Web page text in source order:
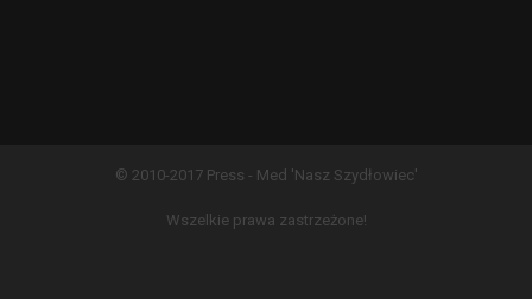
© 2010-2017 Press - Med 'Nasz Szydłowiec'
Wszelkie prawa zastrzeżone!